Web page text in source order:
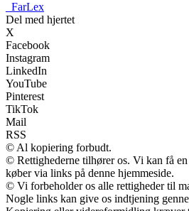
FarLex
Del med hjertet
X
Facebook
Instagram
LinkedIn
YouTube
Pinterest
TikTok
Mail
RSS
© Al kopiering forbudt.
© Rettighederne tilhører os. Vi kan få
køber via links på denne hjemmeside.
© Vi forbeholder os alle rettigheder til
Nogle links kan give os indtjening